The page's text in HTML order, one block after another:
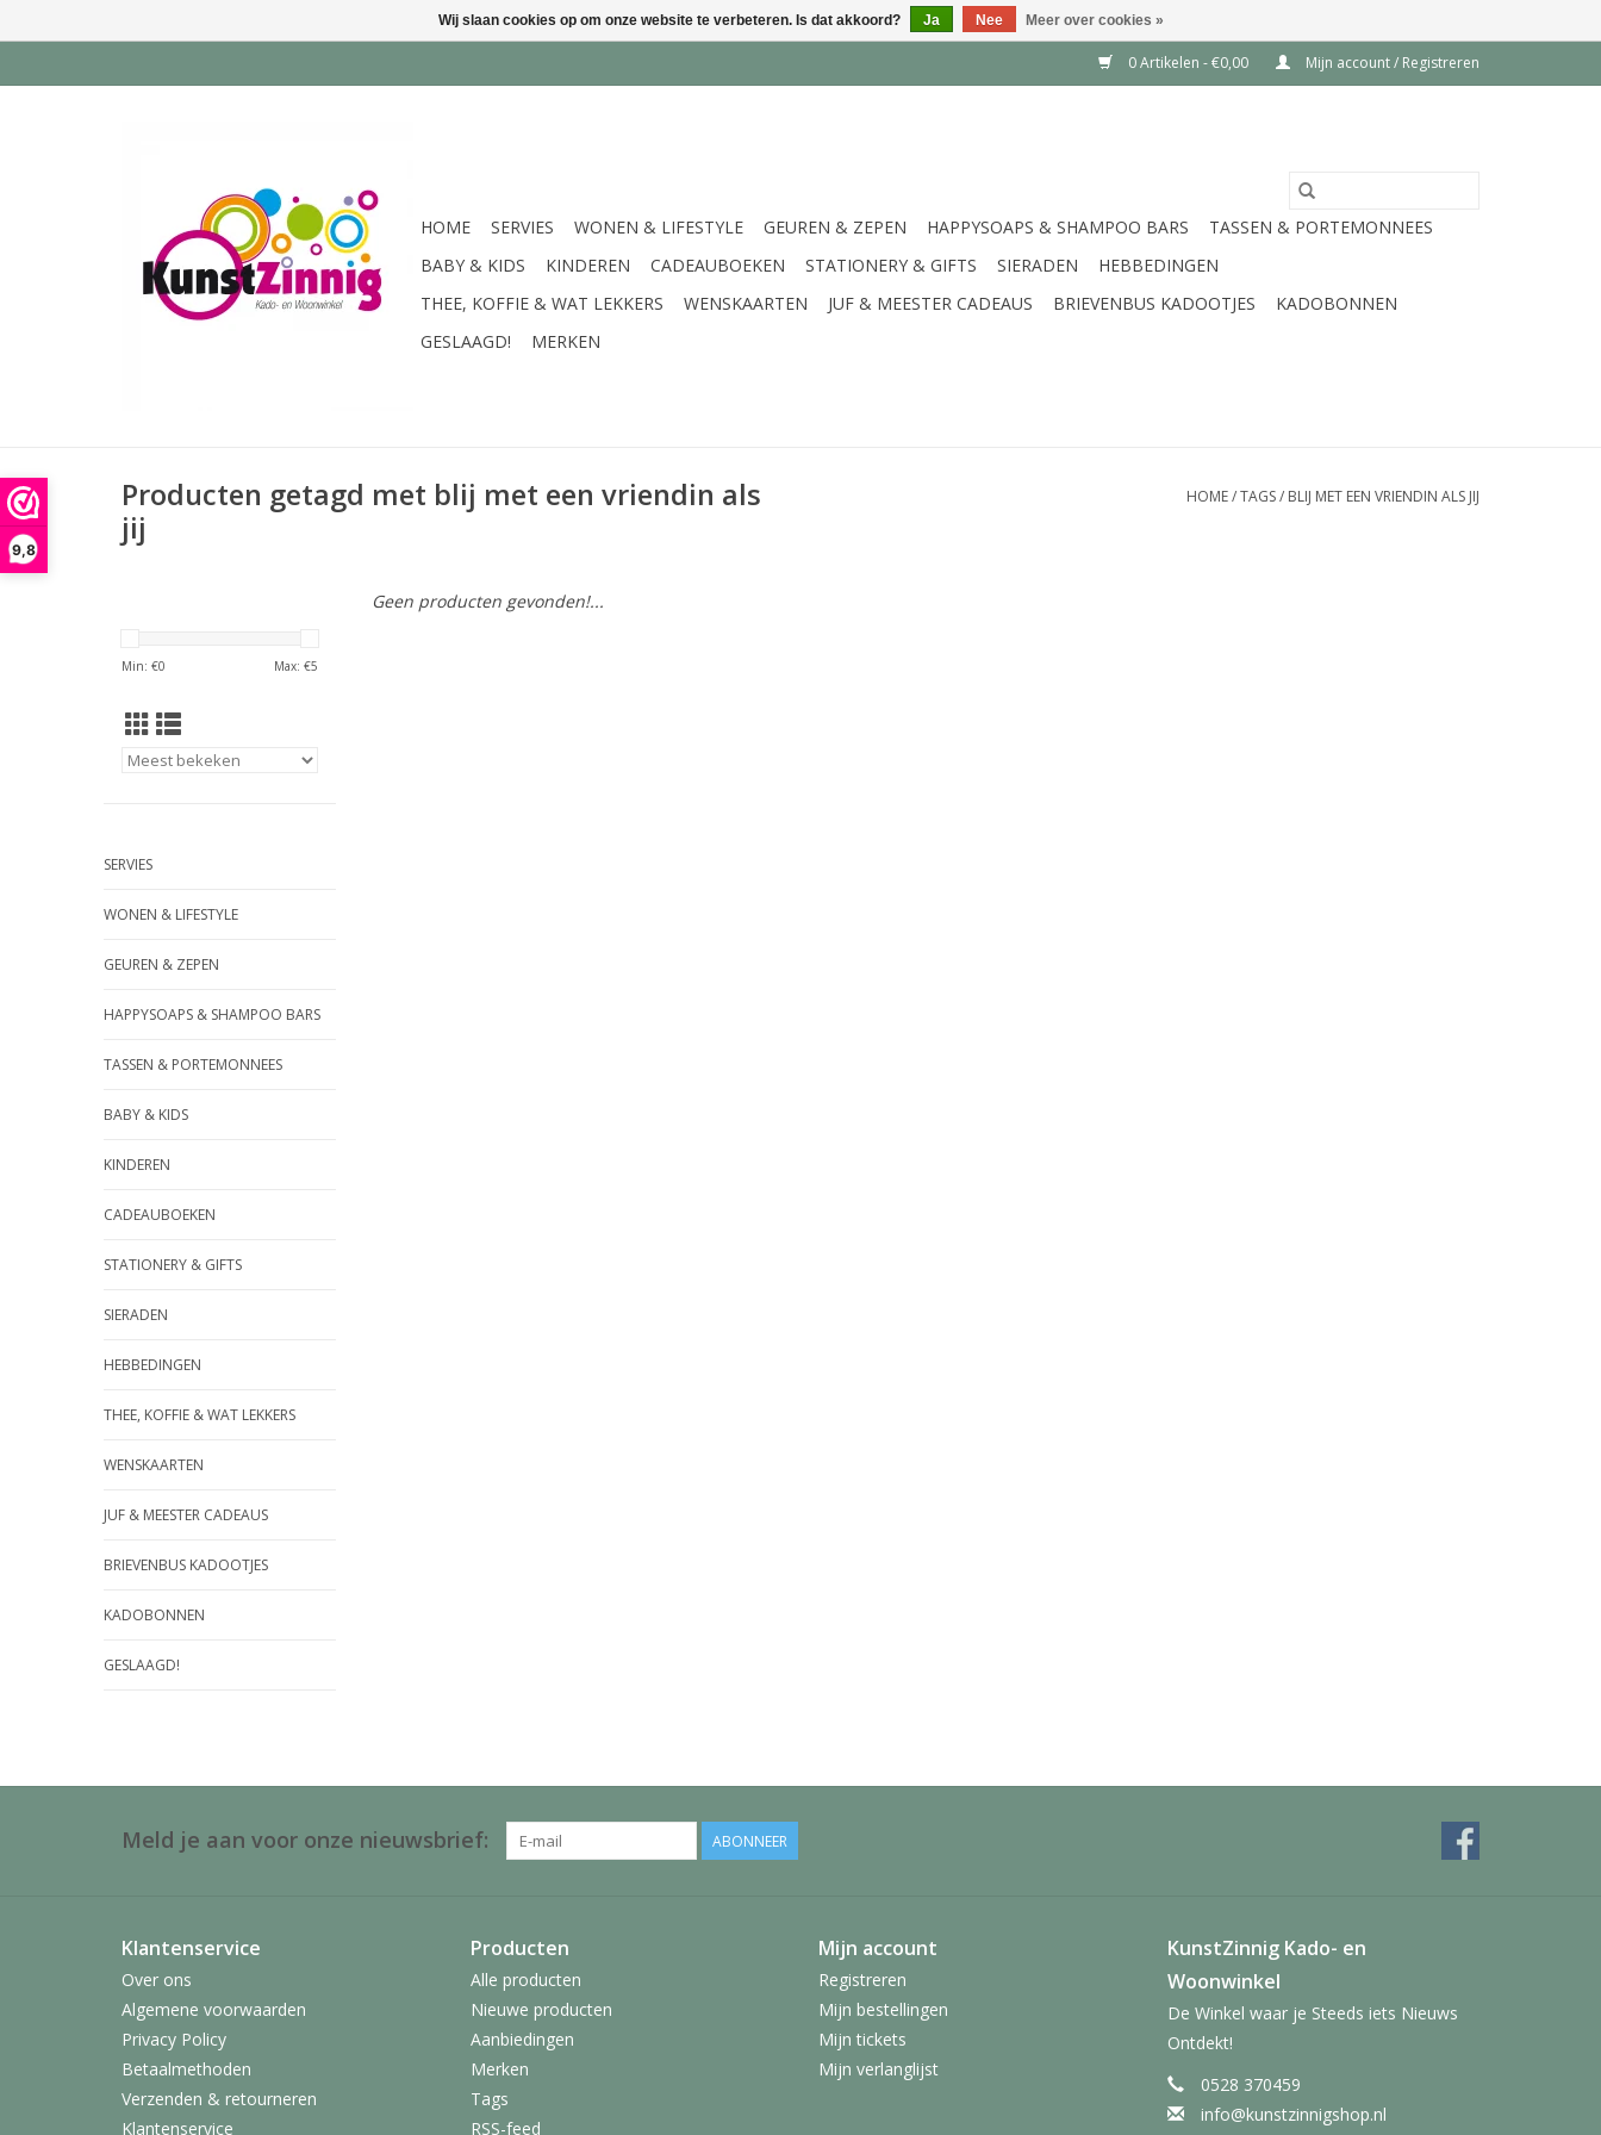
9,8
0 Artikelen - €0,00 Mijn account / Registreren
HOME SERVIES WONEN & LIFESTYLE GEUREN & ZEPEN HAPPYSOAPS & SHAMPOO BARS
TASSEN & PORTEMONNEES
BABY & KIDS
KINDEREN CADEAUBOEKEN STATIONERY & GIFTS SIERADEN
HEBBEDINGEN
THEE, KOFFIE & WAT LEKKERS
WENSKAARTEN JUF & MEESTER CADEAUS BRIEVENBUS KADOOTJES
KADOBONNEN
GESLAAGD!
MERKEN
Producten getagd met blij met een vriendin als
jij
HOME/TAGS/ BLIJ MET EEN VRIENDIN ALS JIJ
Min: €0 Max: €5
SERVIES
WONEN & LIFESTYLE
GEUREN & ZEPEN
HAPPYSOAPS & SHAMPOO BARS
TASSEN & PORTEMONNEES
BABY & KIDS
KINDEREN
CADEAUBOEKEN
STATIONERY & GIFTS
SIERADEN
HEBBEDINGEN
THEE, KOFFIE & WAT LEKKERS
WENSKAARTEN
JUF & MEESTER CADEAUS
BRIEVENBUS KADOOTJES
KADOBONNEN
GESLAAGD!
Geen producten gevonden!...
Meld je aan voor onze nieuwsbrief: ABONNEER
Klantenservice
Over ons
Algemene voorwaarden
Privacy Policy
Betaalmethoden
Verzenden & retourneren
Klantenservice
Producten
Alle producten
Nieuwe producten
Aanbiedingen
Merken
Tags
RSS-feed
Mijn account
Registreren
Mijn bestellingen
Mijn tickets
Mijn verlanglijst
KunstZinnig Kado- en
Woonwinkel
De Winkel waar je Steeds iets Nieuws
Ontdekt!
0528 370459
info@kunstzinnigshop.nl
Wij slaan cookies op om onze website te verbeteren. Is dat akkoord? Ja Nee Meer over cookies »